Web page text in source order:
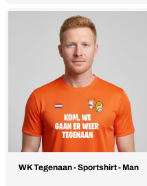
WK Tegenaan - Sportshirt - Man